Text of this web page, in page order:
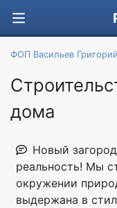
ФОП Васильев Григорий
дома
Новый
реальность! Мы
окружении
выдержана в